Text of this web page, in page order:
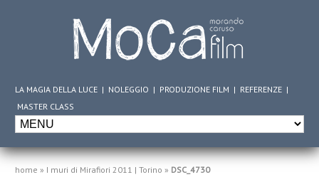
LA MAGIA DELLA LUCE | NOLEGGIO | PRODUZIONE FILM | REFERENZE |
MASTER CLASS
home » I muri di Mirafiori 2011 | Torino » DSC_4730